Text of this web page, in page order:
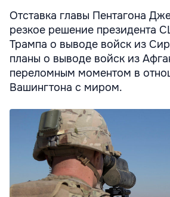
Отставка главы Пентагона
резкое решение президента
Трампа о выводе войск из
планы о выводе войск из
переломным моментом в
Вашингтона с миром.